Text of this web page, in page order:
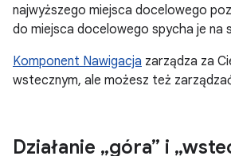
najwyższego miejsca docelowego
do miejsca docelowego spycha je na
Komponent Nawigacja zarządza za
wstecznym, ale możesz też
Działanie „góra” i